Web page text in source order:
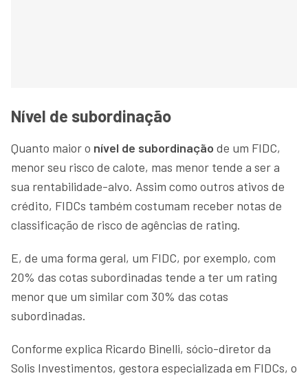
Nível de subordinação
Quanto maior o nível de subordinação de um FIDC,
menor seu risco de calote, mas menor tende a ser a
sua rentabilidade-alvo. Assim como outros ativos de
crédito, FIDCs também costumam receber notas de
classificação de risco de agências de rating.
E, de uma forma geral, um FIDC, por exemplo, com
20% das cotas subordinadas tende a ter um rating
menor que um similar com 30% das cotas
subordinadas.
Conforme explica Ricardo Binelli, sócio-diretor da
Solis Investimentos, gestora especializada em FIDCs, o